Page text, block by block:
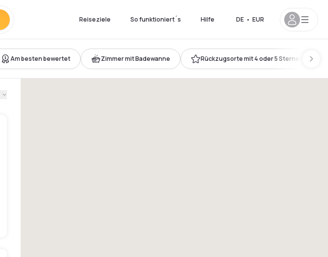
Reiseziele So funktioniert´s Hilfe DE • EUR
Am besten bewertet Zimmer mit Badewanne Rückzugsorte mit 4 oder 5 Sternen